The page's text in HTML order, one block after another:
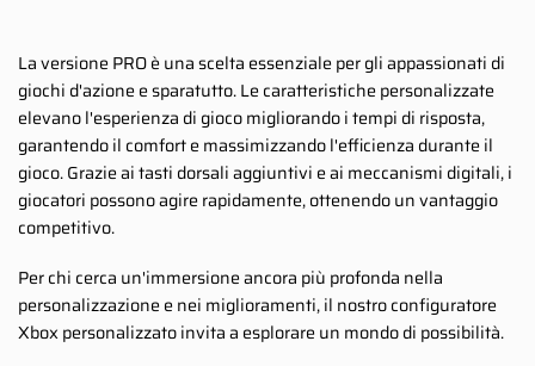
La versione PRO è una scelta essenziale per gli appassionati di
giochi d'azione e sparatutto. Le caratteristiche personalizzate
elevano l'esperienza di gioco migliorando i tempi di risposta,
garantendo il comfort e massimizzando l'efficienza durante il
gioco. Grazie ai tasti dorsali aggiuntivi e ai meccanismi digitali, i
giocatori possono agire rapidamente, ottenendo un vantaggio
competitivo.
Per chi cerca un'immersione ancora più profonda nella
personalizzazione e nei miglioramenti, il nostro configuratore
Xbox personalizzato invita a esplorare un mondo di possibilità.